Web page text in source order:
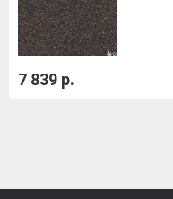
7 839 р.